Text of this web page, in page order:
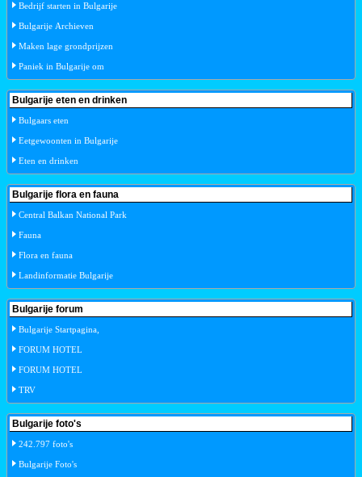
Bedrijf starten in Bulgarije
Bulgarije Archieven
Maken lage grondprijzen
Paniek in Bulgarije om
Bulgarije eten en drinken
Bulgaars eten
Eetgewoonten in Bulgarije
Eten en drinken
Bulgarije flora en fauna
Central Balkan National Park
Fauna
Flora en fauna
Landinformatie Bulgarije
Bulgarije forum
Bulgarije Startpagina,
FORUM HOTEL
FORUM HOTEL
TRV
Bulgarije foto's
242.797 foto's
Bulgarije Foto's